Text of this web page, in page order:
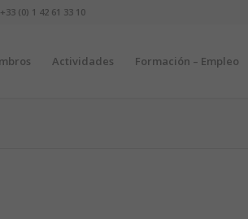
(0) 1 42 61 33 10
Actividades Formación – Empleo